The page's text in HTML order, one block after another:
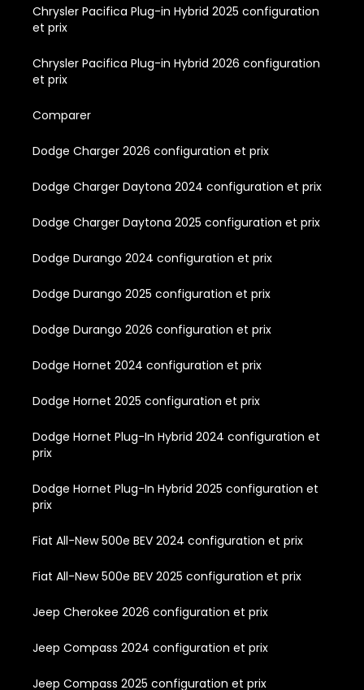
Chrysler Pacifica Plug-in Hybrid 2025 configuration
et prix
Chrysler Pacifica Plug-in Hybrid 2026 configuration
et prix
Comparer
Dodge Charger 2026 configuration et prix
Dodge Charger Daytona 2024 configuration et prix
Dodge Charger Daytona 2025 configuration et prix
Dodge Durango 2024 configuration et prix
Dodge Durango 2025 configuration et prix
Dodge Durango 2026 configuration et prix
Dodge Hornet 2024 configuration et prix
Dodge Hornet 2025 configuration et prix
Dodge Hornet Plug-In Hybrid 2024 configuration et
prix
Dodge Hornet Plug-In Hybrid 2025 configuration et
prix
Fiat All-New 500e BEV 2024 configuration et prix
Fiat All-New 500e BEV 2025 configuration et prix
Jeep Cherokee 2026 configuration et prix
Jeep Compass 2024 configuration et prix
Jeep Compass 2025 configuration et prix